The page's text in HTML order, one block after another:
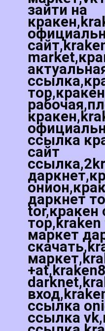
зайти на
тор,кракен
ссылка
сайт
даркнет
tor,кракен
тор,kraken
маркет
ссылка
ссылка